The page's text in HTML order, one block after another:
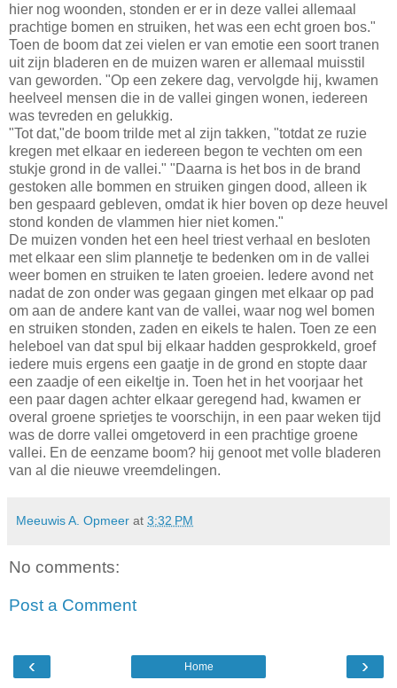
hier nog woonden, stonden er er in deze vallei allemaal
prachtige bomen en struiken, het was een echt groen bos."
Toen de boom dat zei vielen er van emotie een soort tranen
uit zijn bladeren en de muizen waren er allemaal muisstil
van geworden. "Op een zekere dag, vervolgde hij, kwamen
heelveel mensen die in de vallei gingen wonen, iedereen
was tevreden en gelukkig.
"Tot dat,"de boom trilde met al zijn takken, "totdat ze ruzie
kregen met elkaar en iedereen begon te vechten om een
stukje grond in de vallei." "Daarna is het bos in de brand
gestoken alle bommen en struiken gingen dood, alleen ik
ben gespaard gebleven, omdat ik hier boven op deze heuvel
stond konden de vlammen hier niet komen."
De muizen vonden het een heel triest verhaal en besloten
met elkaar een slim plannetje te bedenken om in de vallei
weer bomen en struiken te laten groeien. Iedere avond net
nadat de zon onder was gegaan gingen met elkaar op pad
om aan de andere kant van de vallei, waar nog wel bomen
en struiken stonden, zaden en eikels te halen. Toen ze een
heleboel van dat spul bij elkaar hadden gesprokkeld, groef
iedere muis ergens een gaatje in de grond en stopte daar
een zaadje of een eikeltje in. Toen het in het voorjaar het
een paar dagen achter elkaar geregend had, kwamen er
overal groene sprietjes te voorschijn, in een paar weken tijd
was de dorre vallei omgetoverd in een prachtige groene
vallei. En de eenzame boom? hij genoot met volle bladeren
van al die nieuwe vreemdelingen.
Meeuwis A. Opmeer at 3:32 PM
No comments:
Post a Comment
‹ ›
Home